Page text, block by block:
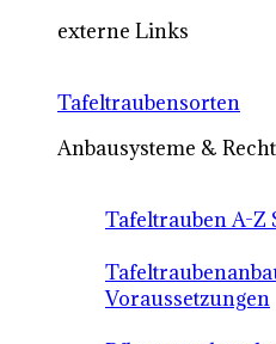
externe Links
Tafeltraubensorten
Anbausysteme & Recht
Tafeltrauben A-Z
Voraussetzungen